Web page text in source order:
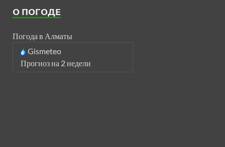
О ПОГОДЕ
Погода в Алматы
Gismeteo
Прогноз на 2 недели